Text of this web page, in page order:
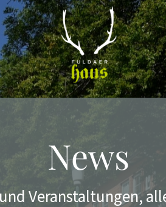
News
Veranstaltungen,